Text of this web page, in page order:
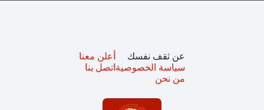
عن ثقف نفسك
سياسة الخصوصية
من نحن
أعلن معنا
اتصل بنا